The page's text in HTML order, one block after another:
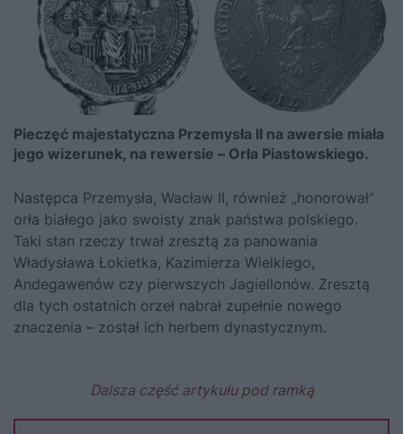
Pieczęć majestatyczna Przemysła II na awersie miała
jego wizerunek, na rewersie – Orła Piastowskiego.
Następca Przemysła, Wacław II, również „honorował”
orła białego jako swoisty znak państwa polskiego.
Taki stan rzeczy trwał zresztą za panowania
Władysława Łokietka, Kazimierza Wielkiego,
Andegawenów czy pierwszych Jagiellonów. Zresztą
dla tych ostatnich orzeł nabrał zupełnie nowego
znaczenia – został ich herbem dynastycznym.
Dalsza część artykułu pod ramką